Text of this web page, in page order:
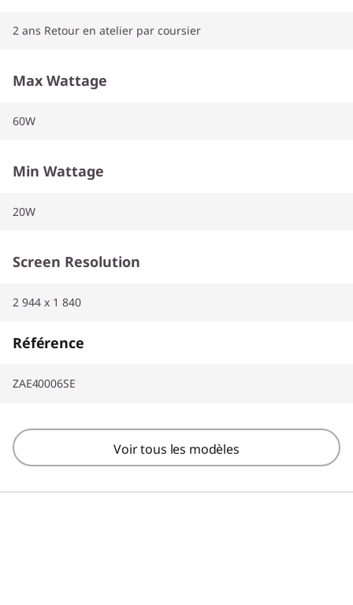
2 ans Retour en atelier par coursier
Max Wattage
60W
Min Wattage
20W
Screen Resolution
2 944 x 1 840
Référence
ZAE40006SE
Voir tous les modèles